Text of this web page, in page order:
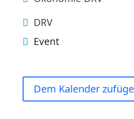
DRV
Event
Dem Kalender